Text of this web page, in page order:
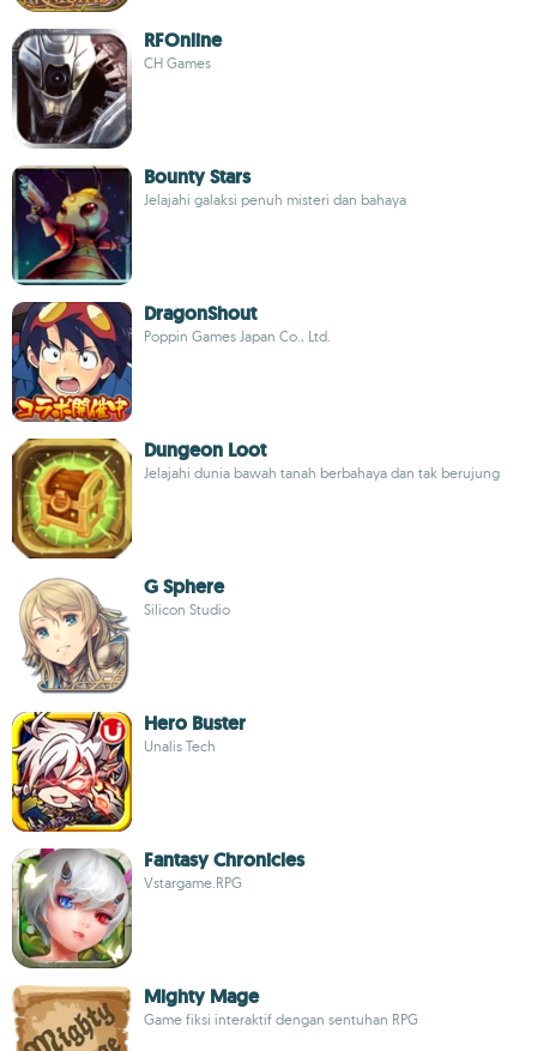
RFOnline
CH Games
Bounty Stars
Jelajahi galaksi penuh misteri dan bahaya
DragonShout
Poppin Games Japan Co., Ltd.
Dungeon Loot
Jelajahi dunia bawah tanah berbahaya dan tak berujung
G Sphere
Silicon Studio
Hero Buster
Unalis Tech
Fantasy Chronicles
Vstargame.RPG
Mighty Mage
Game fiksi interaktif dengan sentuhan RPG